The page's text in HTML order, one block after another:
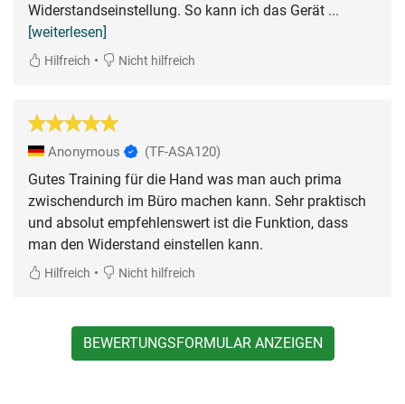
Widerstandseinstellung. So kann ich das Gerät ...
[weiterlesen]
Hilfreich • Nicht hilfreich
Anonymous (TF-ASA120)
Gutes Training für die Hand was man auch prima
zwischendurch im Büro machen kann. Sehr praktisch
und absolut empfehlenswert ist die Funktion, dass
man den Widerstand einstellen kann.
Hilfreich • Nicht hilfreich
BEWERTUNGSFORMULAR ANZEIGEN